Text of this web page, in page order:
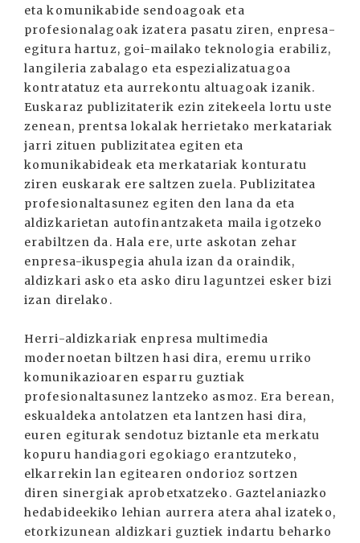
eta komunikabide sendoagoak eta
profesionalagoak izatera pasatu ziren, enpresa-
egitura hartuz, goi-mailako teknologia erabiliz,
langileria zabalago eta espezializatuagoa
kontratatuz eta aurrekontu altuagoak izanik.
Euskaraz publizitaterik ezin zitekeela lortu uste
zenean, prentsa lokalak herrietako merkatariak
jarri zituen publizitatea egiten eta
komunikabideak eta merkatariak konturatu
ziren euskarak ere saltzen zuela. Publizitatea
profesionaltasunez egiten den lana da eta
aldizkarietan autofinantzaketa maila igotzeko
erabiltzen da. Hala ere, urte askotan zehar
enpresa-ikuspegia ahula izan da oraindik,
aldizkari asko eta asko diru laguntzei esker bizi
izan direlako.
Herri-aldizkariak enpresa multimedia
modernoetan biltzen hasi dira, eremu urriko
komunikazioaren esparru guztiak
profesionaltasunez lantzeko asmoz. Era berean,
eskualdeka antolatzen eta lantzen hasi dira,
euren egiturak sendotuz biztanle eta merkatu
kopuru handiagori egokiago erantzuteko,
elkarrekin lan egitearen ondorioz sortzen
diren sinergiak aprobetxatzeko. Gaztelaniazko
hedabideekiko lehian aurrera atera ahal izateko,
etorkizunean aldizkari guztiek indartu beharko